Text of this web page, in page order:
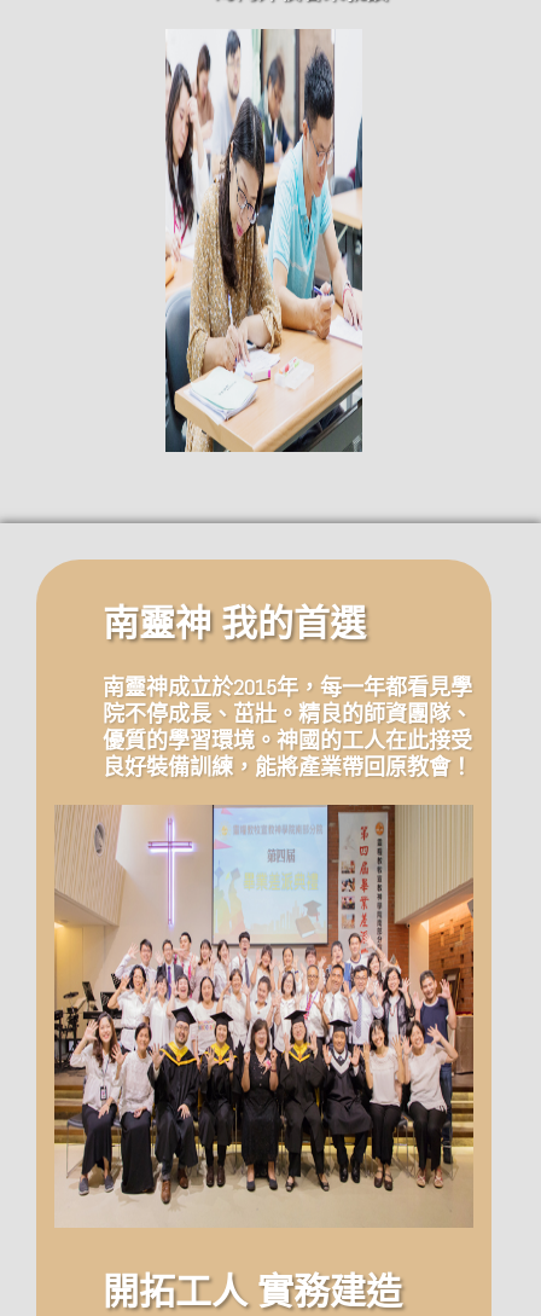
南靈神 我的首選
南靈神成立於2015年，每一年都看見學
院不停成長、茁壯。精良的師資團隊、
優質的學習環境。神國的工人在此接受
良好裝備訓練，能將產業帶回原教會！
開拓工人 實務建造